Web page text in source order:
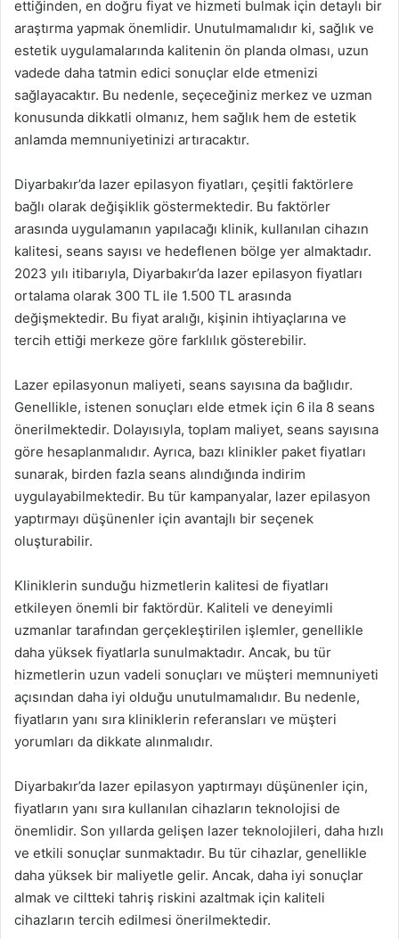
ettiğinden, en doğru fiyat ve hizmeti bulmak için detaylı bir
araştırma yapmak önemlidir. Unutulmamalıdır ki, sağlık ve
estetik uygulamalarında kalitenin ön planda olması, uzun
vadede daha tatmin edici sonuçlar elde etmenizi
sağlayacaktır. Bu nedenle, seçeceğiniz merkez ve uzman
konusunda dikkatli olmanız, hem sağlık hem de estetik
anlamda memnuniyetinizi artıracaktır.
Diyarbakır’da lazer epilasyon fiyatları, çeşitli faktörlere
bağlı olarak değişiklik göstermektedir. Bu faktörler
arasında uygulamanın yapılacağı klinik, kullanılan cihazın
kalitesi, seans sayısı ve hedeflenen bölge yer almaktadır.
2023 yılı itibarıyla, Diyarbakır’da lazer epilasyon fiyatları
ortalama olarak 300 TL ile 1.500 TL arasında
değişmektedir. Bu fiyat aralığı, kişinin ihtiyaçlarına ve
tercih ettiği merkeze göre farklılık gösterebilir.
Lazer epilasyonun maliyeti, seans sayısına da bağlıdır.
Genellikle, istenen sonuçları elde etmek için 6 ila 8 seans
önerilmektedir. Dolayısıyla, toplam maliyet, seans sayısına
göre hesaplanmalıdır. Ayrıca, bazı klinikler paket fiyatları
sunarak, birden fazla seans alındığında indirim
uygulayabilmektedir. Bu tür kampanyalar, lazer epilasyon
yaptırmayı düşünenler için avantajlı bir seçenek
oluşturabilir.
Kliniklerin sunduğu hizmetlerin kalitesi de fiyatları
etkileyen önemli bir faktördür. Kaliteli ve deneyimli
uzmanlar tarafından gerçekleştirilen işlemler, genellikle
daha yüksek fiyatlarla sunulmaktadır. Ancak, bu tür
hizmetlerin uzun vadeli sonuçları ve müşteri memnuniyeti
açısından daha iyi olduğu unutulmamalıdır. Bu nedenle,
fiyatların yanı sıra kliniklerin referansları ve müşteri
yorumları da dikkate alınmalıdır.
Diyarbakır’da lazer epilasyon yaptırmayı düşünenler için,
fiyatların yanı sıra kullanılan cihazların teknolojisi de
önemlidir. Son yıllarda gelişen lazer teknolojileri, daha hızlı
ve etkili sonuçlar sunmaktadır. Bu tür cihazlar, genellikle
daha yüksek bir maliyetle gelir. Ancak, daha iyi sonuçlar
almak ve ciltteki tahriş riskini azaltmak için kaliteli
cihazların tercih edilmesi önerilmektedir.